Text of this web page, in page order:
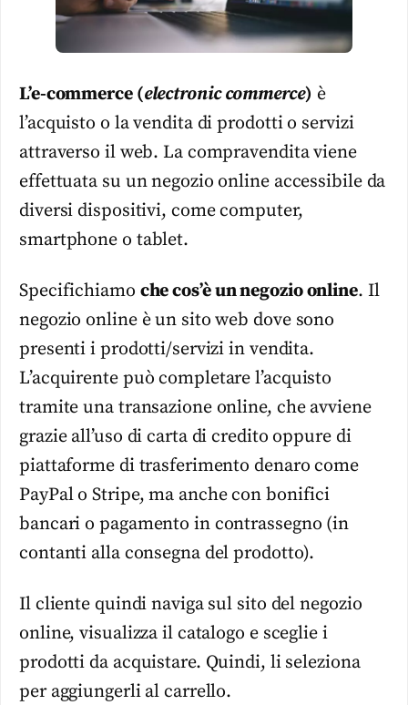
L’e-commerce (electronic commerce) è
l’acquisto o la vendita di prodotti o servizi
attraverso il web. La compravendita viene
effettuata su un negozio online accessibile da
diversi dispositivi, come computer,
smartphone o tablet.
Specifichiamo che cos’è un negozio online. Il
negozio online è un sito web dove sono
presenti i prodotti/servizi in vendita.
L’acquirente può completare l’acquisto
tramite una transazione online, che avviene
grazie all’uso di carta di credito oppure di
piattaforme di trasferimento denaro come
PayPal o Stripe, ma anche con bonifici
bancari o pagamento in contrassegno (in
contanti alla consegna del prodotto).
Il cliente quindi naviga sul sito del negozio
online, visualizza il catalogo e sceglie i
prodotti da acquistare. Quindi, li seleziona
per aggiungerli al carrello.